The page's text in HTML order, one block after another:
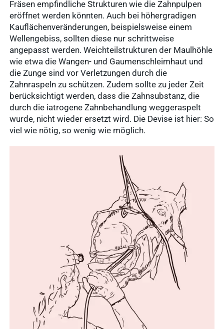
Fräsen empfindliche Strukturen wie die Zahnpulpen
eröffnet werden könnten. Auch bei höhergradigen
Kauflächenveränderungen, beispielsweise einem
Wellengebiss, sollten diese nur schrittweise
angepasst werden. Weichteilstrukturen der Maulhöhle
wie etwa die Wangen- und Gaumenschleimhaut und
die Zunge sind vor Verletzungen durch die
Zahnraspeln zu schützen. Zudem sollte zu jeder Zeit
berücksichtigt werden, dass die Zahnsubstanz, die
durch die iatrogene Zahnbehandlung weggeraspelt
wurde, nicht wieder ersetzt wird. Die Devise ist hier: So
viel wie nötig, so wenig wie möglich.